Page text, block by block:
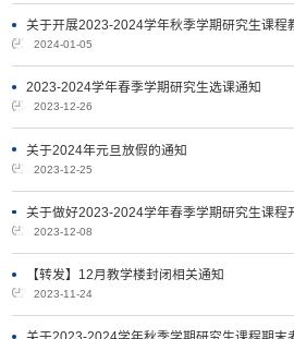
关于开展2023-2024学年秋季学期研究生课程
2024-01-05
2023-2024学年春季学期研究生选课通知
2023-12-26
关于2024年元旦放假的通知
2023-12-25
关于做好2023-2024学年春季学期研究生课程
2023-12-08
【转发】12月教学楼封闭相关通知
2023-11-24